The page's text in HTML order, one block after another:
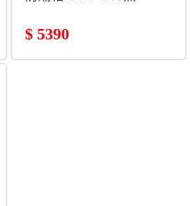
$ 5390